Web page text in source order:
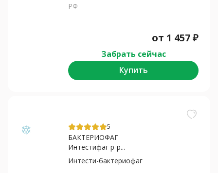
РФ
от 1 457₽
Забрать сейчас
Купить
5
БАКТЕРИОФАГ
Интестифаг р-р...
Интести-бактериофаг